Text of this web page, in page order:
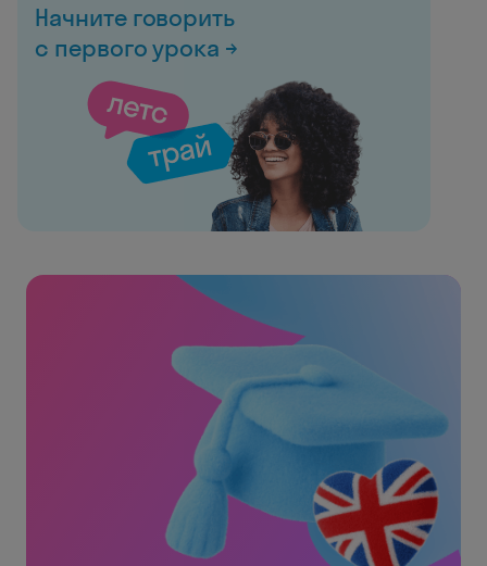
Начните говорить
с первого урока →